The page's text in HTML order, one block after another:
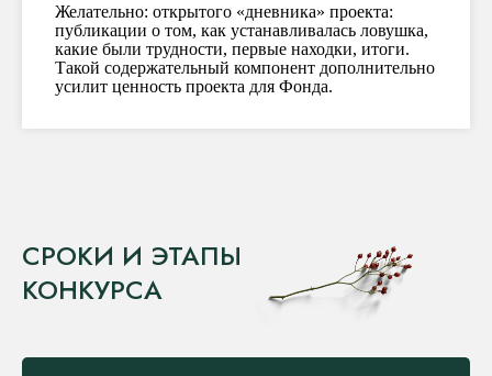
Желательно: открытого «дневника» проекта:
публикации о том, как устанавливалась ловушка,
какие были трудности, первые находки, итоги.
Такой содержательный компонент дополнительно
усилит ценность проекта для Фонда.
СРОКИ И ЭТАПЫ
КОНКУРСА